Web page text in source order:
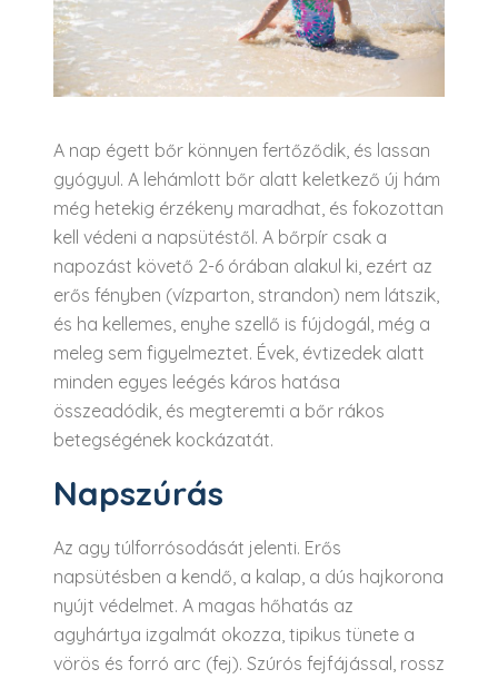
A nap égett bőr könnyen fertőződik, és lassan
gyógyul. A lehámlott bőr alatt keletkező új hám
még hetekig érzékeny maradhat, és fokozottan
kell védeni a napsütéstől. A bőrpír csak a
napozást követő 2-6 órában alakul ki, ezért az
erős fényben (vízparton, strandon) nem látszik,
és ha kellemes, enyhe szellő is fújdogál, még a
meleg sem figyelmeztet. Évek, évtizedek alatt
minden egyes leégés káros hatása
összeadódik, és megteremti a bőr rákos
betegségének kockázatát.
Napszúrás
Az agy túlforrósodását jelenti. Erős
napsütésben a kendő, a kalap, a dús hajkorona
nyújt védelmet. A magas hőhatás az
agyhártya izgalmát okozza, tipikus tünete a
vörös és forró arc (fej). Szúrós fejfájással, rossz